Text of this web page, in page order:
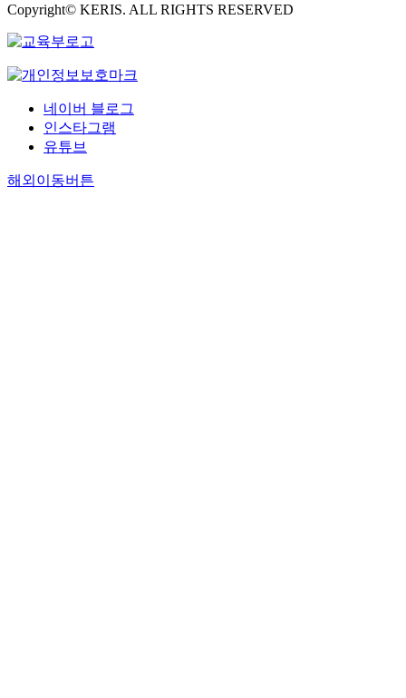
Copyright© KERIS. ALL RIGHTS RESERVED
네이버 블로그
인스타그램
유튜브
해외이동버튼